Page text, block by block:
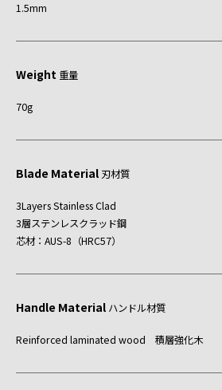
1.5mm
Weight 重量
70g
Blade Material 刃材質
3Layers Stainless Clad
3層ステンレスクラッド鋼
芯材：AUS-8（HRC57）
Handle Material ハンドル材質
Reinforced laminated wood 積層強化木